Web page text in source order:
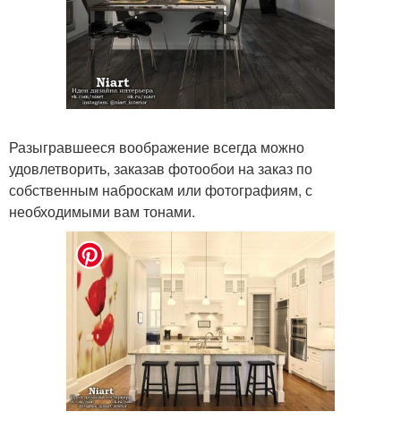
Разыгравшееся воображение всегда можно
удовлетворить, заказав фотообои на заказ по
собственным наброскам или фотографиям, с
необходимыми вам тонами.